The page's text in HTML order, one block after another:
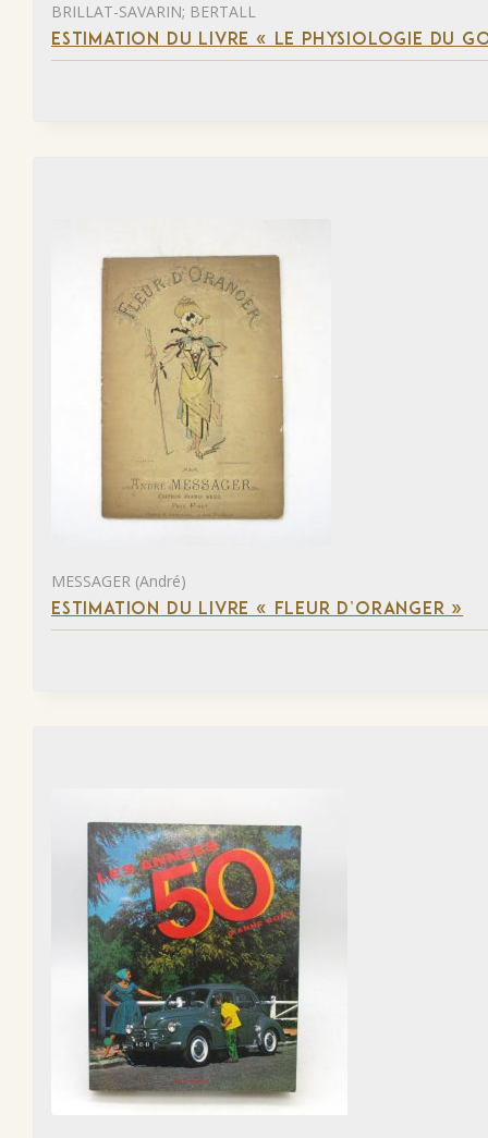
BRILLAT-SAVARIN; BERTALL
ESTIMATION DU LIVRE « LE PHYSIOLOGIE DU
MESSAGER (André)
ESTIMATION DU LIVRE « FLEUR D’ORANGER »